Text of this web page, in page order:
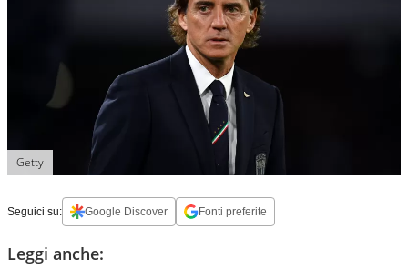
Getty
Seguici su: Google Discover Fonti preferite
Leggi anche: